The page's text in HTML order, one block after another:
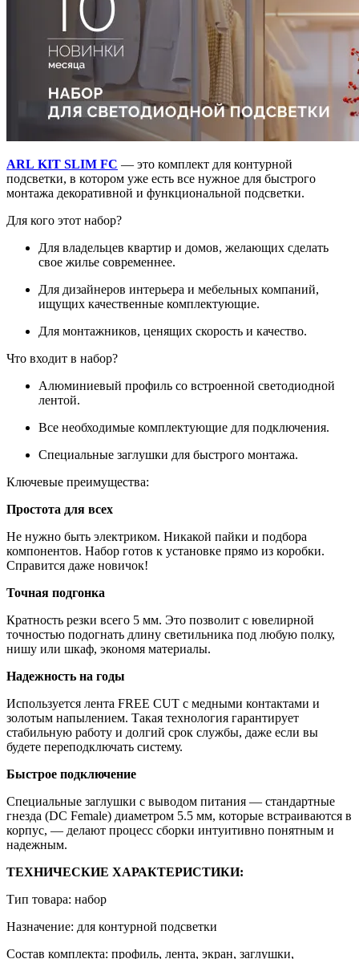
ARL KIT SLIM FC — это комплект для контурной
подсветки, в котором уже есть все нужное для быстрого
монтажа декоративной и функциональной подсветки.
Для кого этот набор?
Для владельцев квартир и домов, желающих сделать
свое жилье современнее.
Для дизайнеров интерьера и мебельных компаний,
ищущих качественные комплектующие.
Для монтажников, ценящих скорость и качество.
Что входит в набор?
Алюминиевый профиль со встроенной светодиодной
лентой.
Все необходимые комплектующие для подключения.
Специальные заглушки для быстрого монтажа.
Ключевые преимущества:
Простота для всех
Не нужно быть электриком. Никакой пайки и подбора
компонентов. Набор готов к установке прямо из коробки.
Справится даже новичок!
Точная подгонка
Кратность резки всего 5 мм. Это позволит с ювелирной
точностью подогнать длину светильника под любую полку,
нишу или шкаф, экономя материалы.
Надежность на годы
Используется лента FREE CUT с медными контактами и
золотым напылением. Такая технология гарантирует
стабильную работу и долгий срок службы, даже если вы
будете переподключать систему.
Быстрое подключение
Специальные заглушки с выводом питания — стандартные
гнезда (DC Female) диаметром 5.5 мм, которые встраиваются в
корпус, — делают процесс сборки интуитивно понятным и
надежным.
ТЕХНИЧЕСКИЕ ХАРАКТЕРИСТИКИ:
Тип товара: набор
Назначение: для контурной подсветки
Состав комплекта: профиль, лента, экран, заглушки,